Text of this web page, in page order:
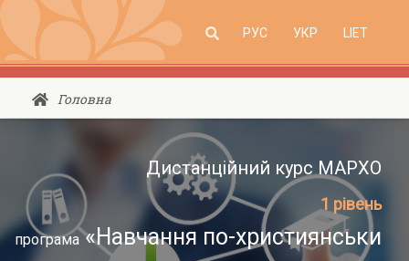
Головна
Дистанційний курс МАРХО
1 рівень
програма«Навчання по-християнськи